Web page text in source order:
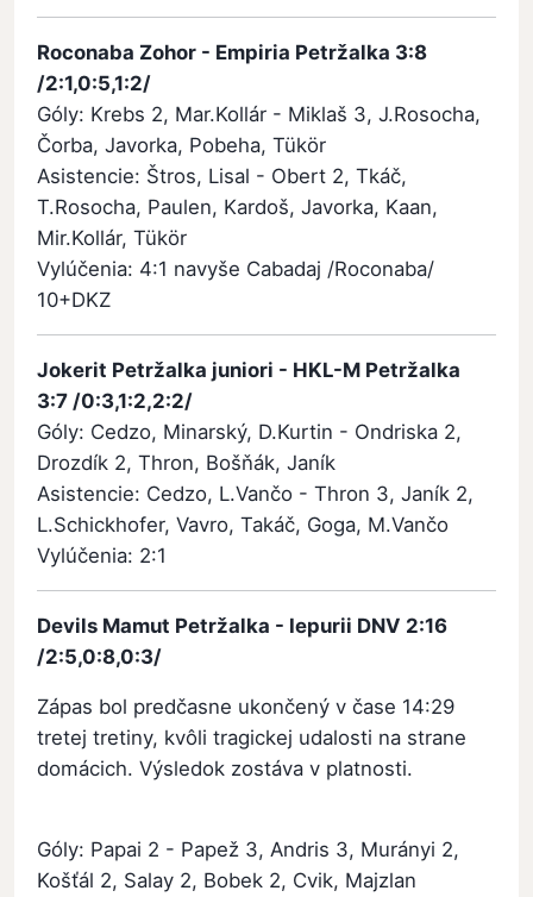
Roconaba Zohor - Empiria Petržalka 3:8
/2:1,0:5,1:2/
Góly: Krebs 2, Mar.Kollár - Miklaš 3, J.Rosocha,
Čorba, Javorka, Pobeha, Tükör
Asistencie: Štros, Lisal - Obert 2, Tkáč,
T.Rosocha, Paulen, Kardoš, Javorka, Kaan,
Mir.Kollár, Tükör
Vylúčenia: 4:1 navyše Cabadaj /Roconaba/
10+DKZ
Jokerit Petržalka juniori - HKL-M Petržalka
3:7 /0:3,1:2,2:2/
Góly: Cedzo, Minarský, D.Kurtin - Ondriska 2,
Drozdík 2, Thron, Bošňák, Janík
Asistencie: Cedzo, L.Vančo - Thron 3, Janík 2,
L.Schickhofer, Vavro, Takáč, Goga, M.Vančo
Vylúčenia: 2:1
Devils Mamut Petržalka - Iepurii DNV 2:16
/2:5,0:8,0:3/
Zápas bol predčasne ukončený v čase 14:29
tretej tretiny, kvôli tragickej udalosti na strane
domácich. Výsledok zostáva v platnosti.
Góly: Papai 2 - Papež 3, Andris 3, Murányi 2,
Košťál 2, Salay 2, Bobek 2, Cvik, Majzlan